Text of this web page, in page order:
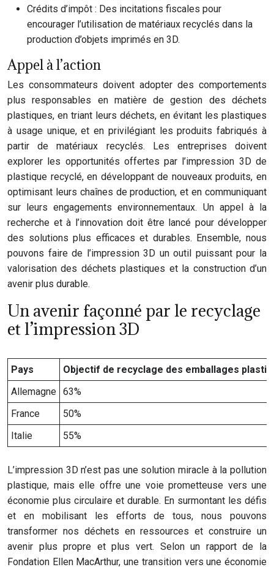
Crédits d’impôt : Des incitations fiscales pour
encourager l’utilisation de matériaux recyclés dans la
production d’objets imprimés en 3D.
Appel à l’action
Les consommateurs doivent adopter des comportements
plus responsables en matière de gestion des déchets
plastiques, en triant leurs déchets, en évitant les plastiques
à usage unique, et en privilégiant les produits fabriqués à
partir de matériaux recyclés. Les entreprises doivent
explorer les opportunités offertes par l’impression 3D de
plastique recyclé, en développant de nouveaux produits, en
optimisant leurs chaînes de production, et en communiquant
sur leurs engagements environnementaux. Un appel à la
recherche et à l’innovation doit être lancé pour développer
des solutions plus efficaces et durables. Ensemble, nous
pouvons faire de l’impression 3D un outil puissant pour la
valorisation des déchets plastiques et la construction d’un
avenir plus durable.
Un avenir façonné par le recyclage
et l’impression 3D
Pays
Objectif de recyclage des emballages
Allemagne 63%
France
50%
Italie
55%
L’impression 3D n’est pas une solution miracle à la pollution
plastique, mais elle offre une voie prometteuse vers une
économie plus circulaire et durable. En surmontant les défis
et en mobilisant les efforts de tous, nous pouvons
transformer nos déchets en ressources et construire un
avenir plus propre et plus vert. Selon un rapport de la
Fondation Ellen MacArthur, une transition vers une économie